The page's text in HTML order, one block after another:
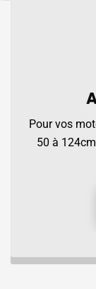
Pour vos
50 à